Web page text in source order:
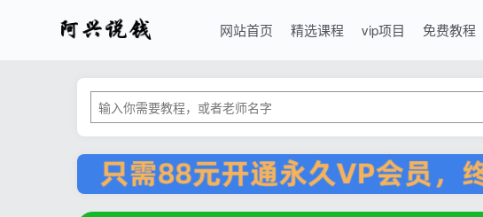
网站首页 精选课程 vip项目 免费教程
只要68元开通VIP会员，终身下载各大机构内部资源，一站式草根
只要68元开通VIP会员，终身下载各大机构内部资源，一站式草根